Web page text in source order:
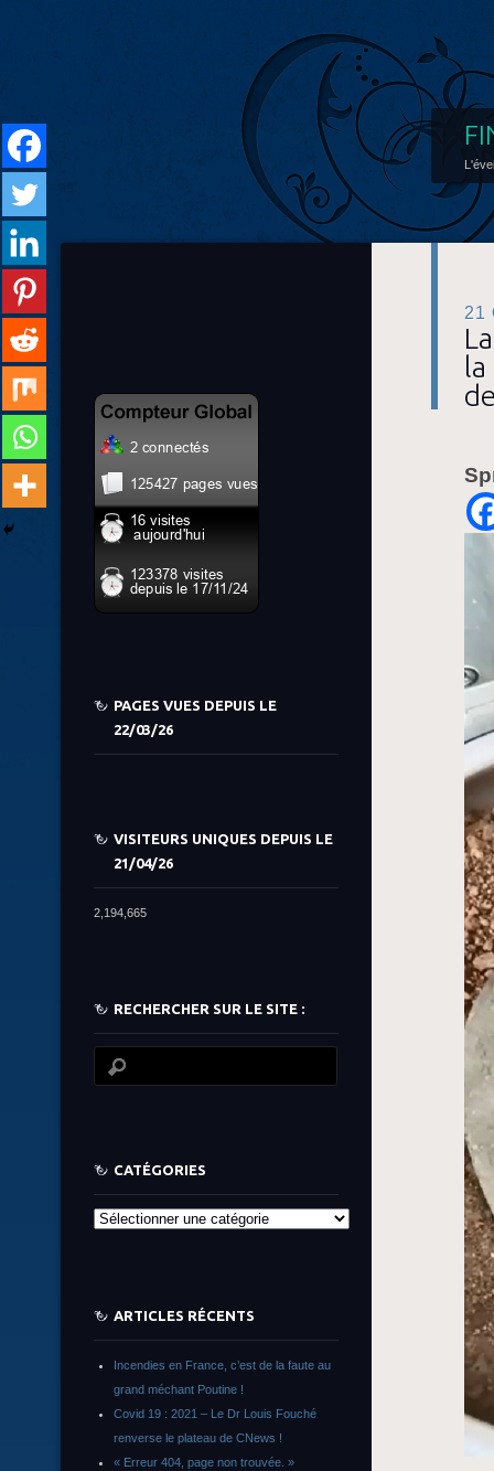
21
PAGES VUES DEPUIS LE
22/03/26
VISITEURS UNIQUES DEPUIS LE
21/04/26
2,194,665
RECHERCHER SUR LE SITE :
CATÉGORIES
Catégories
ARTICLES RÉCENTS
Incendies en France, c’est de la faute au
grand méchant Poutine !
Covid 19 : 2021 – Le Dr Louis Fouché
renverse le plateau de CNews !
« Erreur 404, page non trouvée. »